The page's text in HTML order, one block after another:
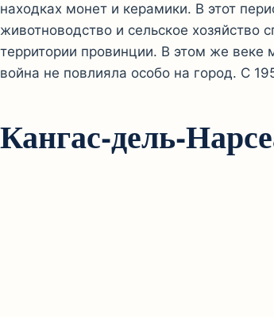
находках монет и керамики. В этот
животноводство и сельское хозяйство
территории провинции. В этом же веке
война не повлияла особо на город. С
Кангас-дель-